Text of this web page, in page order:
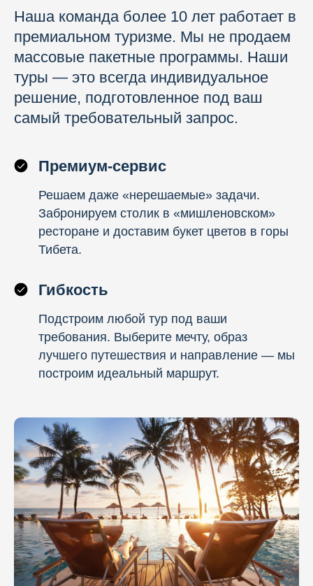
Наша команда более 10 лет работает в
премиальном туризме. Мы не продаем
массовые пакетные программы. Наши
туры — это всегда индивидуальное
решение, подготовленное под ваш
самый требовательный запрос.
Премиум-сервис
Решаем даже «нерешаемые» задачи.
Забронируем столик в «мишленовском»
ресторане и доставим букет цветов в горы
Тибета.
Гибкость
Подстроим любой тур под ваши
требования. Выберите мечту, образ
лучшего путешествия и направление — мы
построим идеальный маршрут.